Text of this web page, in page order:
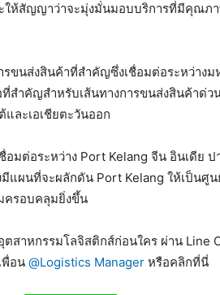
ให้สัญญาว่าจะมุ่งมั่นมอบบริการที่มีคุณภ
ขนส่งสินค้าที่สำคัญซึ่งเชื่อมต่อระหว่างม
สำคัญสำหรับเส้นทางการขนส่งสินค้าด่ว
และเอเชียตะวันออก
อมต่อระหว่าง Port Kelang จีน อินเดีย
แผนที่จะผลักดัน Port Kelang ให้เป็นศู
ครอบคลุมยิ่งขึ้น
สาหกรรมโลจิสติกส์ก่อนใคร ผ่าน Line
พื่อน @Logistics Manager หรือคลิกที่นี่